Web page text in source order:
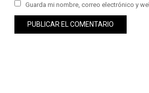
Guarda mi nombre, correo electrónico y